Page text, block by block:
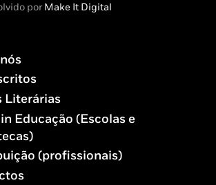
porMake It Digital
Literárias
Educação (Escolas e
(profissionais)